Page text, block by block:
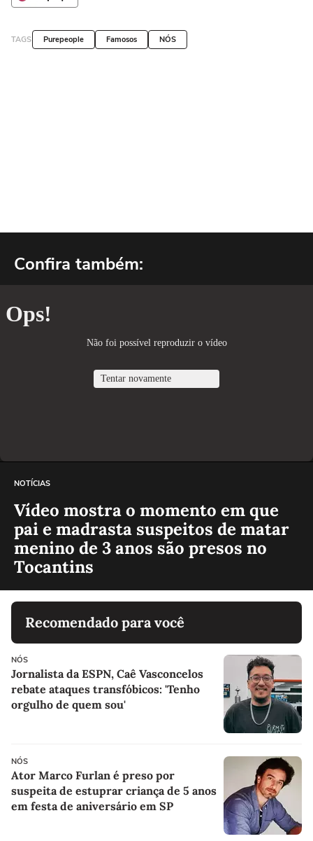
TAGS Purepeople Famosos NÓS
Confira também:
NOTÍCIAS
Vídeo mostra o momento em que
pai e madrasta suspeitos de matar
menino de 3 anos são presos no
Tocantins
Recomendado para você
NÓS
Jornalista da ESPN, Caê Vasconcelos
rebate ataques transfóbicos: 'Tenho
orgulho de quem sou'
NÓS
Ator Marco Furlan é preso por
suspeita de estuprar criança de 5 anos
em festa de aniversário em SP